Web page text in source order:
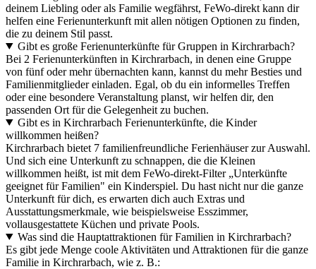
deinem Liebling oder als Familie wegfährst, FeWo-direkt kann dir
helfen eine Ferienunterkunft mit allen nötigen Optionen zu finden,
die zu deinem Stil passt.
Gibt es große Ferienunterkünfte für Gruppen in Kirchrarbach?
Bei 2 Ferienunterkünften in Kirchrarbach, in denen eine Gruppe
von fünf oder mehr übernachten kann, kannst du mehr Besties und
Familienmitglieder einladen. Egal, ob du ein informelles Treffen
oder eine besondere Veranstaltung planst, wir helfen dir, den
passenden Ort für die Gelegenheit zu buchen.
Gibt es in Kirchrarbach Ferienunterkünfte, die Kinder
willkommen heißen?
Kirchrarbach bietet 7 familienfreundliche Ferienhäuser zur Auswahl.
Und sich eine Unterkunft zu schnappen, die die Kleinen
willkommen heißt, ist mit dem FeWo-direkt-Filter „Unterkünfte
geeignet für Familien" ein Kinderspiel. Du hast nicht nur die ganze
Unterkunft für dich, es erwarten dich auch Extras und
Ausstattungsmerkmale, wie beispielsweise Esszimmer,
vollausgestattete Küchen und private Pools.
Was sind die Hauptattraktionen für Familien in Kirchrarbach?
Es gibt jede Menge coole Aktivitäten und Attraktionen für die ganze
Familie in Kirchrarbach, wie z. B.: